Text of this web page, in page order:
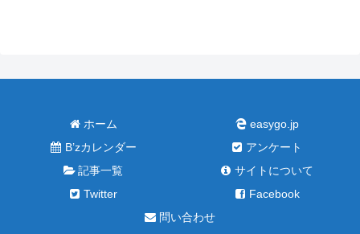
ホーム
easygo.jp
B’zカレンダー
アンケート
記事一覧
サイトについて
Twitter
Facebook
問い合わせ